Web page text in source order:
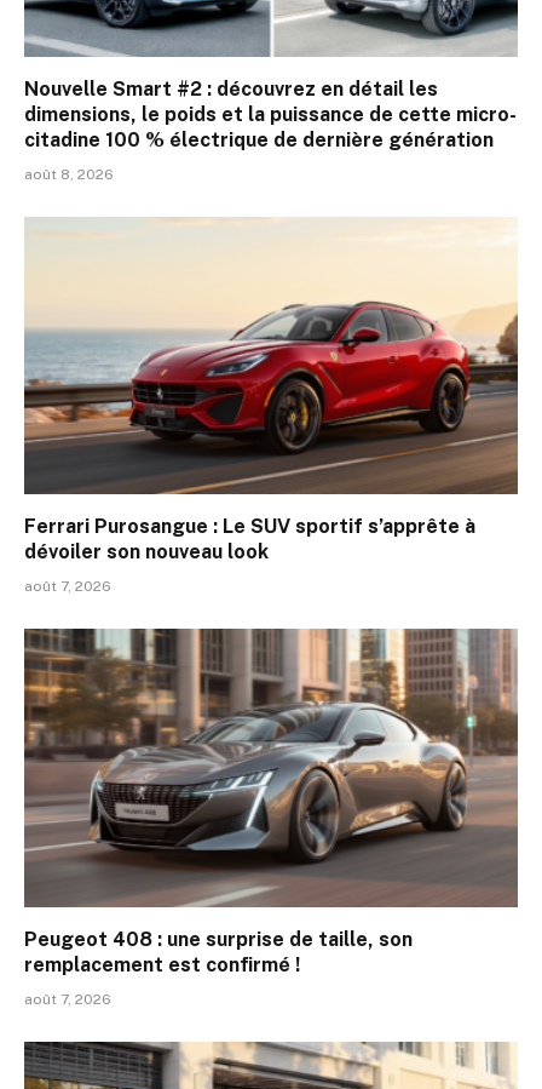
Nouvelle Smart #2 : découvrez en détail les
dimensions, le poids et la puissance de cette micro-
citadine 100 % électrique de dernière génération
août 8, 2026
Ferrari Purosangue : Le SUV sportif s’apprête à
dévoiler son nouveau look
août 7, 2026
Peugeot 408 : une surprise de taille, son
remplacement est confirmé !
août 7, 2026